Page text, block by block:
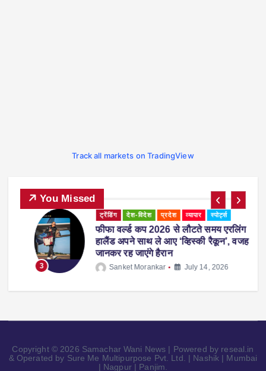
Track all markets on TradingView
You Missed
3
ट्रेंडिंग देश-विदेश प्रदेश व्यापार स्पोर्ट्स
फीफा वर्ल्ड कप 2026 से लौटते समय एरलिंग
हालैंड अपने साथ ले आए ‘व्हिस्की रैकून’, वजह
जानकर रह जाएंगे हैरान
Sanket Morankar July 14, 2026
Copyright © 2026 Samachar Wani News | Powered by reseal.in
& Operated by Sure Me Multipurpose Pvt. Ltd. | Nashik | Mumbai
| Nagpur | Panjim.